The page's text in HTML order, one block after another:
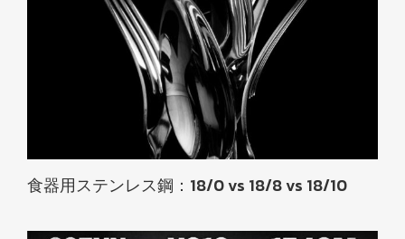
食器用ステンレス鋼：18/0 vs 18/8 vs 18/10